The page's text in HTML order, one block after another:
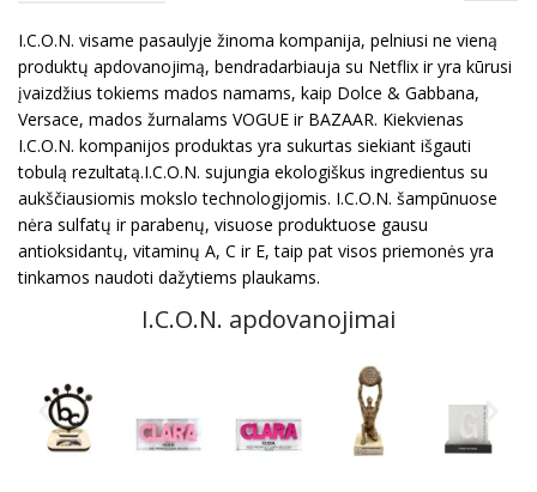
I.C.O.N. visame pasaulyje žinoma kompanija, pelniusi ne vieną
produktų apdovanojimą, bendradarbiauja su Netflix ir yra kūrusi
įvaizdžius tokiems mados namams, kaip Dolce & Gabbana,
Versace, mados žurnalams VOGUE ir BAZAAR. Kiekvienas
I.C.O.N. kompanijos produktas yra sukurtas siekiant išgauti
tobulą rezultatą.I.C.O.N. sujungia ekologiškus ingredientus su
aukščiausiomis mokslo technologijomis. I.C.O.N. šampūnuose
nėra sulfatų ir parabenų, visuose produktuose gausu
antioksidantų, vitaminų A, C ir E, taip pat visos priemonės yra
tinkamos naudoti dažytiems plaukams.
I.C.O.N. apdovanojimai